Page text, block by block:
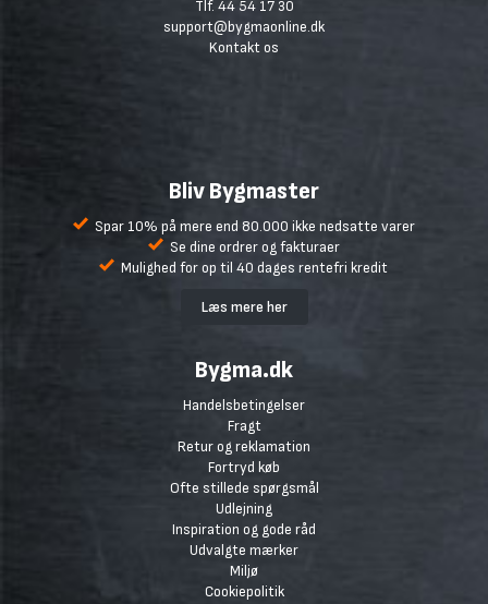
Tlf. 44 54 17 30
support@bygmaonline.dk
Kontakt os
Bliv Bygmaster
Spar 10% på mere end 80.000 ikke nedsatte varer
Se dine ordrer og fakturaer
Mulighed for op til 40 dages rentefri kredit
Læs mere her
Bygma.dk
Handelsbetingelser
Fragt
Retur og reklamation
Fortryd køb
Ofte stillede spørgsmål
Udlejning
Inspiration og gode råd
Udvalgte mærker
Miljø
Cookiepolitik